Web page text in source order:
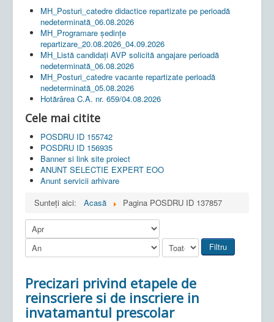
MH_Posturi_catedre didactice repartizate pe perioadă
nedeterminată_06.08.2026
MH_Programare ședințe
repartizare_20.08.2026_04.09.2026
MH_Listă candidați AVP solicită angajare perioadă
nedeterminată_06.08.2026
MH_Posturi_catedre vacante repartizate perioadă
nedeterminată_05.08.2026
Hotărârea C.A. nr. 659/04.08.2026
Cele mai citite
POSDRU ID 155742
POSDRU ID 156935
Banner si link site proiect
ANUNT SELECTIE EXPERT EOO
Anunt servicii arhivare
Sunteți aici:
Acasă Pagina POSDRU ID 137857
Filtru
Precizari privind etapele de
reinscriere si de inscriere in
invatamantul prescolar